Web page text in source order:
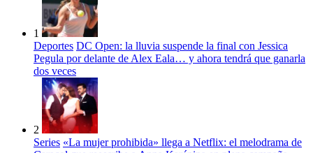
1
Deportes DC Open: la lluvia suspende la final con Jessica
Pegula por delante de Alex Eala… y ahora tendrá que ganarla
dos veces
2
Series «La mujer prohibida» llega a Netflix: el melodrama de